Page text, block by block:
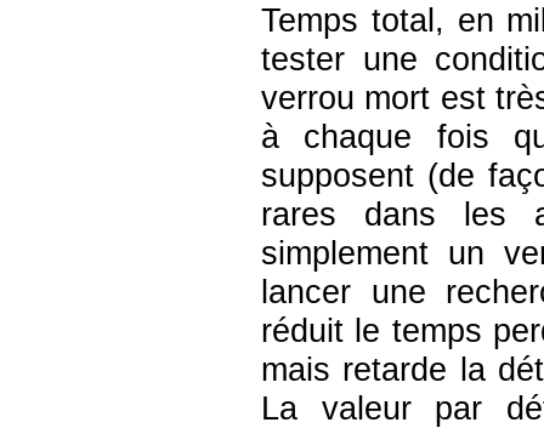
Temps total, en
tester une
verrou mort est
à chaque fois
supposent (de
rares dans les
simplement un
lancer une
réduit le temps
mais retarde la
La valeur par